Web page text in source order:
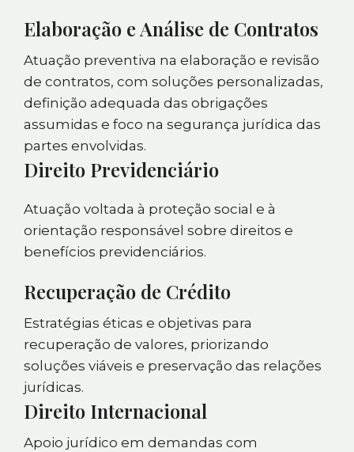
Elaboração e Análise de Contratos
Atuação preventiva na elaboração e revisão
de contratos, com soluções personalizadas,
definição adequada das obrigações
assumidas e foco na segurança jurídica das
partes envolvidas.
Direito Previdenciário
Atuação voltada à proteção social e à
orientação responsável sobre direitos e
benefícios previdenciários.
Recuperação de Crédito
Estratégias éticas e objetivas para
recuperação de valores, priorizando
soluções viáveis e preservação das relações
jurídicas.
Direito Internacional
Apoio jurídico em demandas com